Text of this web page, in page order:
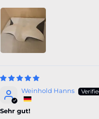
Weinhold Hanns
Sehr gut!